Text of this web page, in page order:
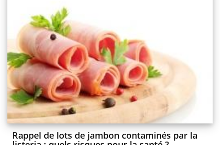
Rappel de lots de jambon contaminés par la